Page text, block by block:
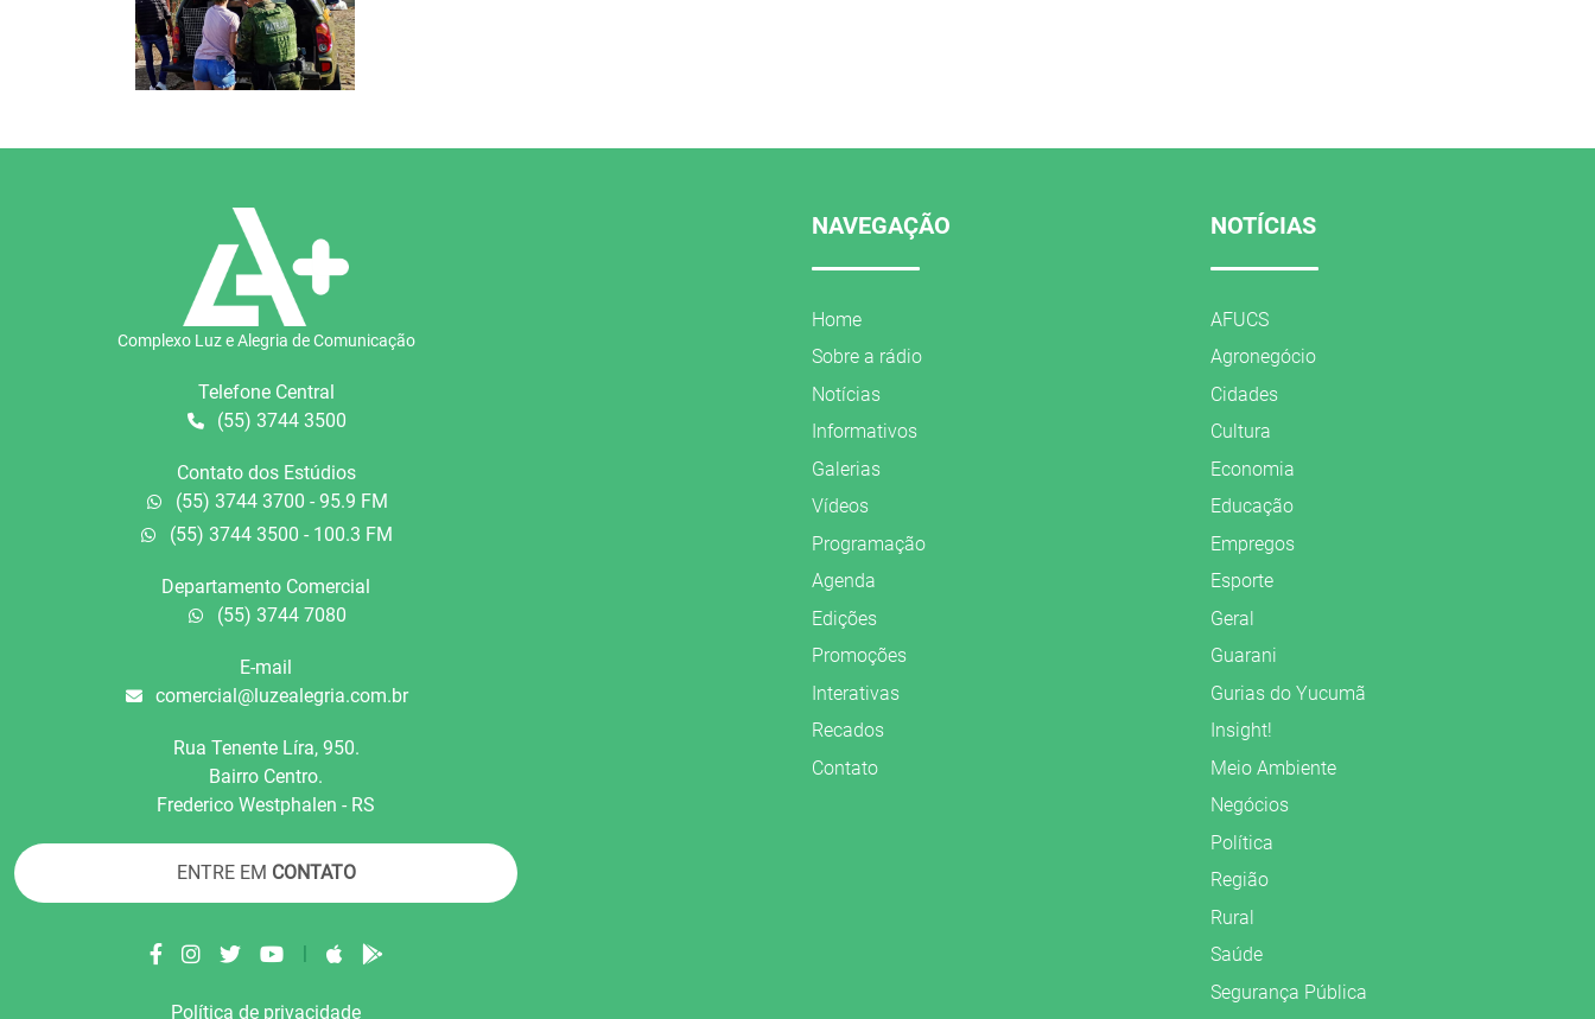
Complexo Luz e Alegria de Comunicação
Telefone Central
(55) 3744 3500
Contato dos Estúdios
(55) 3744 3700 - 95.9 FM
(55) 3744 3500 - 100.3 FM
Departamento Comercial
(55) 3744 7080
E-mail
comercial@luzealegria.com.br
Rua Tenente Líra, 950.
Bairro Centro.
Frederico Westphalen - RS
ENTRE EM CONTATO
|
Política de privacidade
NAVEGAÇÃO
Home
Sobre a rádio
Notícias
Informativos
Galerias
Vídeos
Programação
Agenda
Edições
Promoções
Interativas
Recados
Contato
NOTÍCIAS
AFUCS
Agronegócio
Cidades
Cultura
Economia
Educação
Empregos
Esporte
Geral
Guarani
Gurias do Yucumã
Insight!
Meio Ambiente
Negócios
Política
Região
Rural
Saúde
Segurança Pública